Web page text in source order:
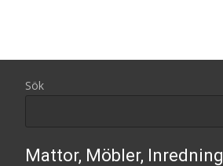
Sök
Mattor, Möbler, Inredning